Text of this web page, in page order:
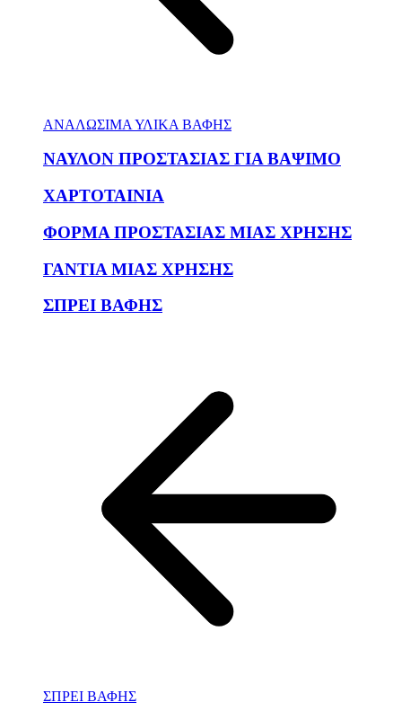
ΑΝΑΛΩΣΙΜΑ ΥΛΙΚΑ ΒΑΦΗΣ
ΝΑΥΛΟΝ ΠΡΟΣΤΑΣΙΑΣ ΓΙΑ ΒΑΨΙΜΟ
ΧΑΡΤΟΤΑΙΝΙΑ
ΦΟΡΜΑ ΠΡΟΣΤΑΣΙΑΣ ΜΙΑΣ ΧΡΗΣΗΣ
ΓΑΝΤΙΑ ΜΙΑΣ ΧΡΗΣΗΣ
ΣΠΡΕΙ ΒΑΦΗΣ
ΣΠΡΕΙ ΒΑΦΗΣ